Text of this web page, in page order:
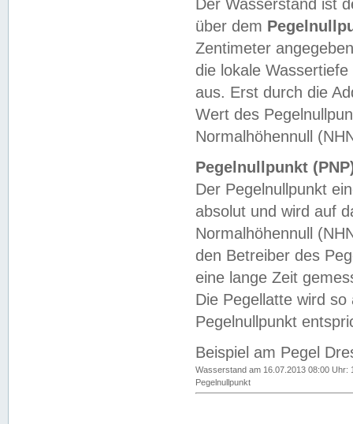
Der Wasserstand ist
über dem
Zentimeter
die lokale
aus. Erst durch die
Wert des
Normalhöhennull
Pegelnullpunkt
Der Pegelnullpunkt
absolut und wird auf
Normalhöhennull
den Betreiber des
eine lange Zeit
Die Pegellatte wird
Pegelnullpunkt
Beispiel am Pegel
Wasserstand am 16.07.2013 08:00 Uhr:
Pegelnullpunkt